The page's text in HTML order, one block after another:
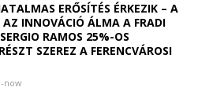
ERŐSÍTÉS ÉRKEZIK – A
AZ INNOVÁCIÓ ÁLMA A FRADI
RAMOS 25%-OS
SZEREZ A FERENCVÁROSI
now